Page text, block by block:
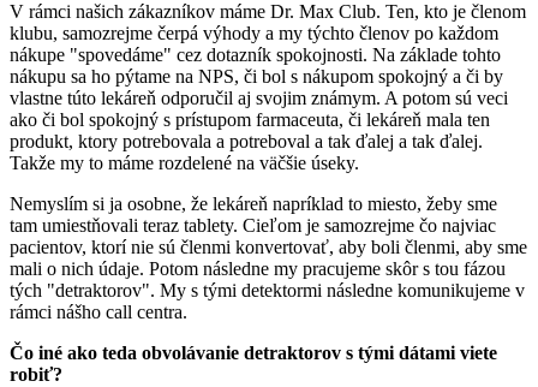
V rámci našich zákazníkov máme Dr. Max Club. Ten, kto je členom
klubu, samozrejme čerpá výhody a my týchto členov po každom
nákupe "spovedáme" cez dotazník spokojnosti. Na základe tohto
nákupu sa ho pýtame na NPS, či bol s nákupom spokojný a či by
vlastne túto lekáreň odporučil aj svojim známym. A potom sú veci
ako či bol spokojný s prístupom farmaceuta, či lekáreň mala ten
produkt, ktory potrebovala a potreboval a tak ďalej a tak ďalej.
Takže my to máme rozdelené na väčšie úseky.
Nemyslím si ja osobne, že lekáreň napríklad to miesto, žeby sme
tam umiestňovali teraz tablety. Cieľom je samozrejme čo najviac
pacientov, ktorí nie sú členmi konvertovať, aby boli členmi, aby sme
mali o nich údaje. Potom následne my pracujeme skôr s tou fázou
tých "detraktorov". My s tými detektormi následne komunikujeme v
rámci nášho call centra.
Čo iné ako teda obvolávanie detraktorov s tými dátami viete
robiť?